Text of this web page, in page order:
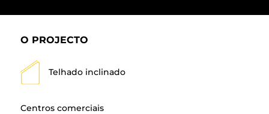
O PROJECTO
Telhado inclinado
Centros comerciais